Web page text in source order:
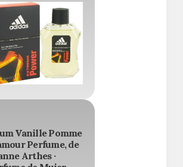
Vanille Pomme
Perfume, de
Arthes ·